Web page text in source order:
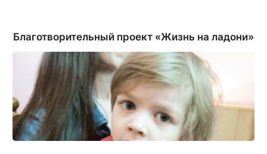
Благотворительный проект «Жизнь на ладони»